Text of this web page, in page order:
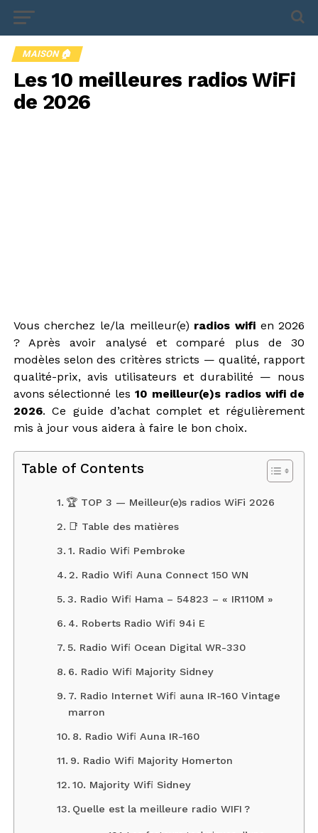
MAISON 🏠
Les 10 meilleures radios WiFi
de 2026
Vous cherchez le/la meilleur(e) radios wifi en 2026
? Après avoir analysé et comparé plus de 30
modèles selon des critères stricts — qualité, rapport
qualité-prix, avis utilisateurs et durabilité — nous
avons sélectionné les10 meilleur(e)s radios wifi de
2026. Ce guide d’achat complet et régulièrement
mis à jour vous aidera à faire le bon choix.
Table of Contents
🏆 TOP 3 — Meilleur(e)s radios WiFi 2026
📑 Table des matières
1. Radio Wifi Pembroke
2. Radio Wifi Auna Connect 150 WN
3. Radio Wifi Hama – 54823 – « IR110M »
4. Roberts Radio Wifi 94i E
5. Radio Wifi Ocean Digital WR-330
6. Radio Wifi Majority Sidney
7. Radio Internet Wifi auna IR-160 Vintage
marron
8. Radio Wifi Auna IR-160
9. Radio Wifi Majority Homerton
10. Majority Wifi Sidney
Quelle est la meilleure radio WIFI ?